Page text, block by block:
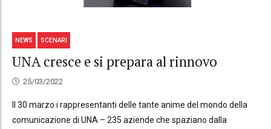
NEWS SCENARI
UNA cresce e si prepara al rinnovo
25/03/2022
Il 30 marzo i rappresentanti delle tante anime del mondo della
comunicazione di UNA – 235 aziende che spaziano dalla